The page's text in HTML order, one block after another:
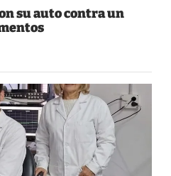
su auto contra un